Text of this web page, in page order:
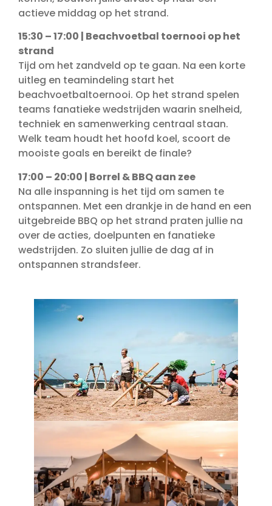
actieve middag op het strand.
15:30 – 17:00 | Beachvoetbal toernooi op het
strand
Tijd om het zandveld op te gaan. Na een korte
uitleg en teamindeling start het
beachvoetbaltoernooi. Op het strand spelen
teams fanatieke wedstrijden waarin snelheid,
techniek en samenwerking centraal staan.
Welk team houdt het hoofd koel, scoort de
mooiste goals en bereikt de finale?
17:00 – 20:00 | Borrel & BBQ aan zee
Na alle inspanning is het tijd om samen te
ontspannen. Met een drankje in de hand en een
uitgebreide BBQ op het strand praten jullie na
over de acties, doelpunten en fanatieke
wedstrijden. Zo sluiten jullie de dag af in
ontspannen strandsfeer.